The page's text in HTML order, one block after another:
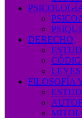
DERECHO
LEYES
FILOSOFÍA